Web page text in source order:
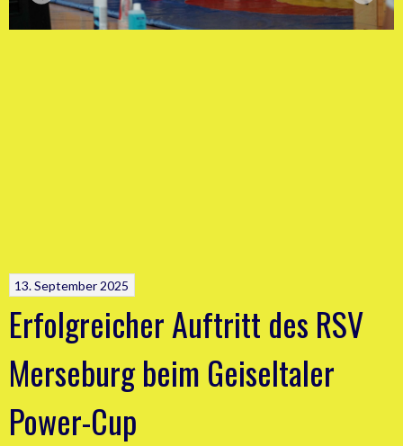
13. September 2025
Erfolgreicher Auftritt des RSV
Merseburg beim Geiseltaler
Power-Cup